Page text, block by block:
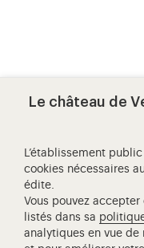
Le château de
L’établissement
cookies nécessaires
édite.
Vous pouvez
listés dans sa
analytiques en vue